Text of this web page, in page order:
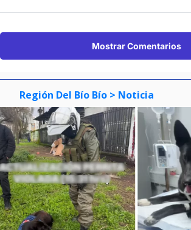
Mostrar Comentarios
Región Del Bío Bío > Noticia